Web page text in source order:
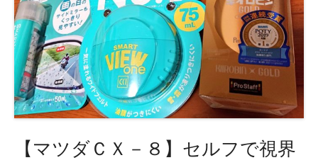
【マツダＣＸ－８】セルフで視界